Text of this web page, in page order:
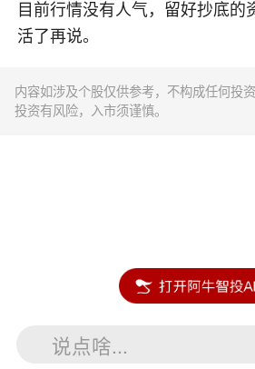
目前行情没有人气，留好抄底的
活了再说。
内容如涉及个股仅供参考，不构成任何投
投资有风险，入市须谨慎。
说点啥...